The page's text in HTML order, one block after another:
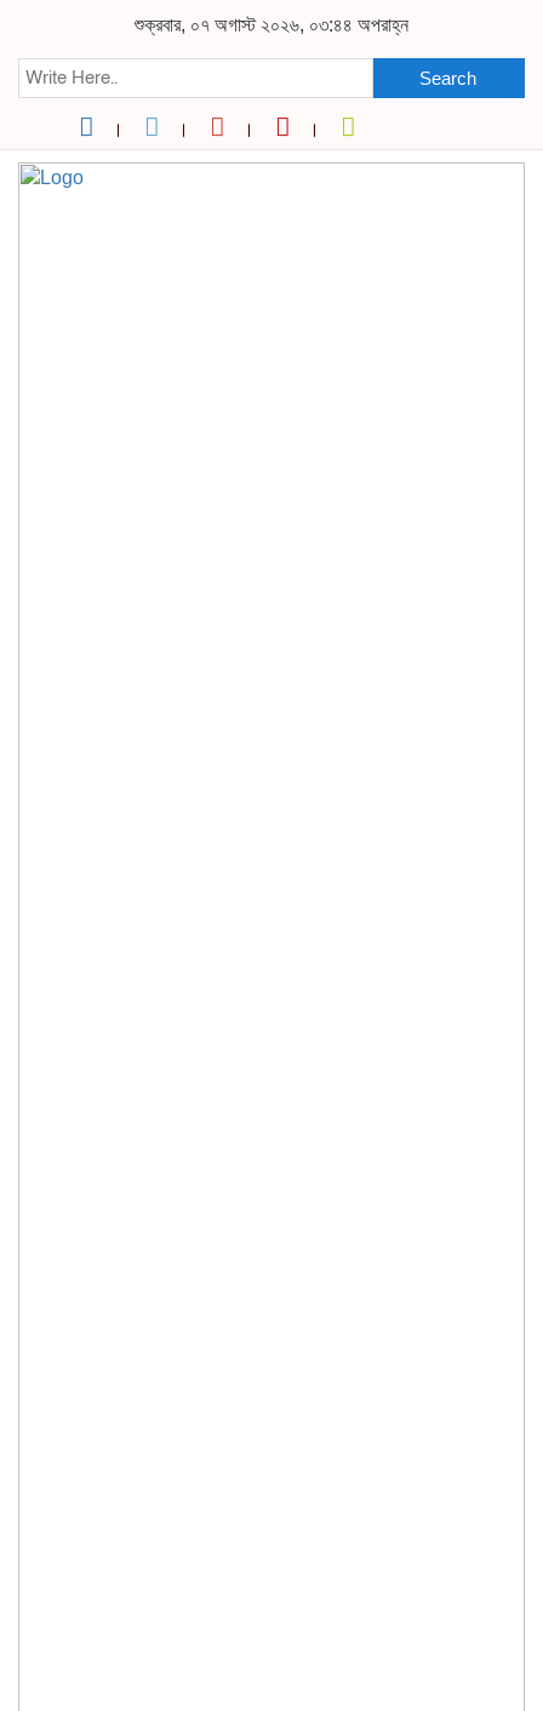
শুক্রবার, ০৭ অগাস্ট ২০২৬, ০৩:৪৪ অপরাহ্ন
Search